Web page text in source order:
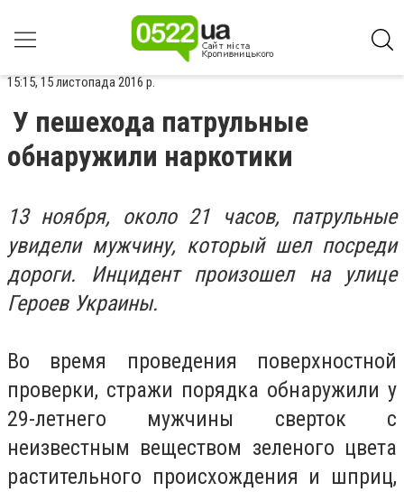
15:15, 15 листопада 2016 р.
У пешехода патрульные
обнаружили наркотики
13 ноября, около 21 часов, патрульные
увидели мужчину, который шел посреди
дороги. Инцидент произошел на улице
Героев Украины.
Во время проведения поверхностной
проверки, стражи порядка обнаружили у
29-летнего мужчины сверток с
неизвестным веществом зеленого цвета
растительного происхождения и шприц,